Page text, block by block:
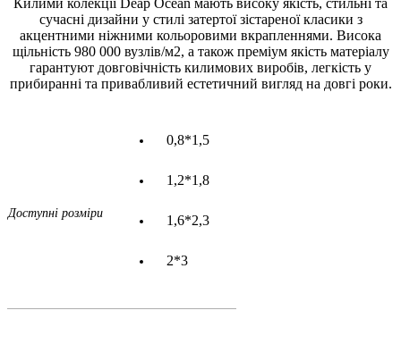
Килими колекції Deap Ocean мають високу якість, стильні та
сучасні дизайни у стилі затертої зістареної класики з
акцентними ніжними кольоровими вкрапленнями. Висока
щільність 980 000 вузлів/м2, а також преміум якість матеріалу
гарантуют довговічність килимових виробів, легкість у
прибиранні та привабливий естетичний вигляд на довгі роки.
Доступні розміри
0,8*1,5
1,2*1,8
1,6*2,3
2*3